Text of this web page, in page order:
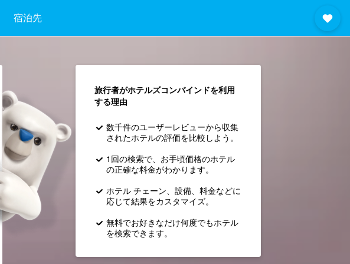
宿泊先
旅行者がホテルズコンバインド​を利用
する理由
数千件のユーザーレビューから収集
されたホテルの評価を比較しよう。
1回の検索で、お手頃価格のホテル
の正確な料金がわかります。
ホテル チェーン、設備、料金などに
応じて結果をカスタマイズ。
無料でお好きなだけ何度でもホテル
を検索できます。